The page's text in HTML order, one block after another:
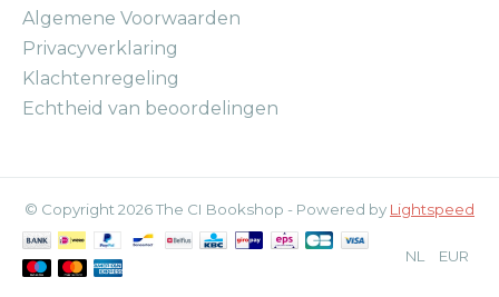
Algemene Voorwaarden
Privacyverklaring
Klachtenregeling
Echtheid van beoordelingen
© Copyright 2026 The CI Bookshop - Powered by Lightspeed
NL EUR